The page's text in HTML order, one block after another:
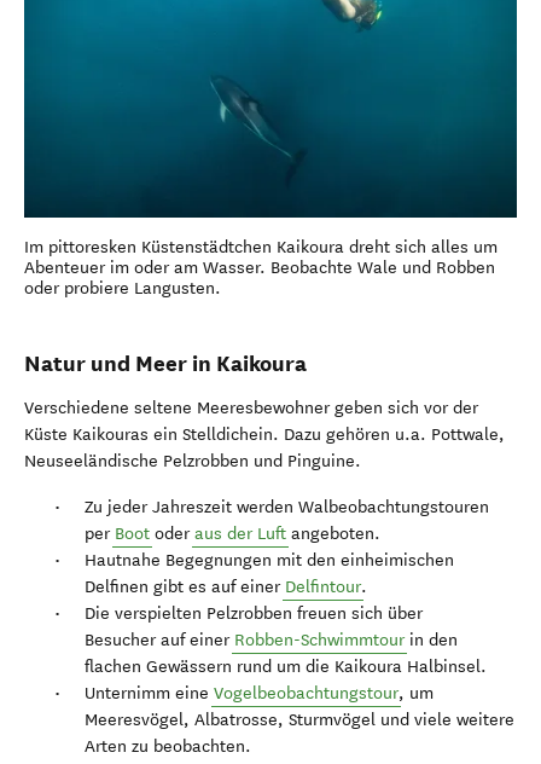
Im pittoresken Küstenstädtchen Kaikoura dreht sich alles um
Abenteuer im oder am Wasser. Beobachte Wale und Robben
oder probiere Langusten.
Natur und Meer in Kaikoura
Verschiedene seltene Meeresbewohner geben sich vor der
Küste Kaikouras ein Stelldichein. Dazu gehören u.a. Pottwale,
Neuseeländische Pelzrobben und Pinguine.
Zu jeder Jahreszeit werden Walbeobachtungstouren
per Boot oderaus der Luft angeboten.
Hautnahe Begegnungen mit den einheimischen
Delfinen gibt es auf einer Delfintour.
Die verspielten Pelzrobben freuen sich über
Besucher auf einer Robben-Schwimmtourin den
flachen Gewässern rund um die Kaikoura Halbinsel.
Unternimm eine Vogelbeobachtungstour, um
Meeresvögel, Albatrosse, Sturmvögel und viele weitere
Arten zu beobachten.